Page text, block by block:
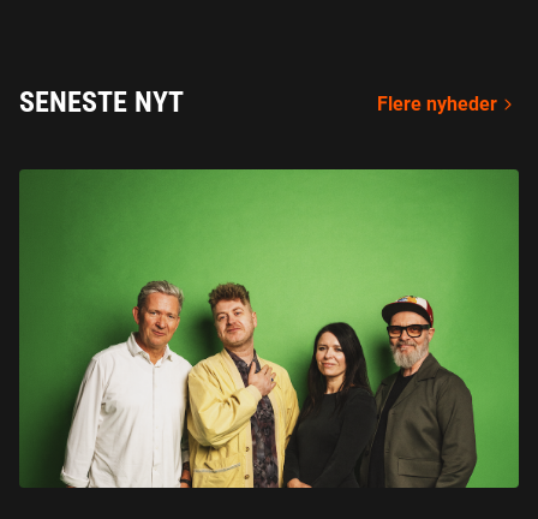
SENESTE NYT Flere nyheder